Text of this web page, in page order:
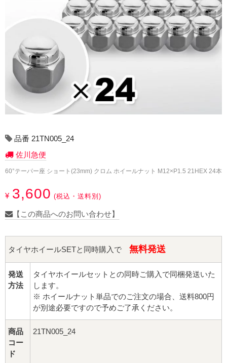
16インチ：冬タイヤホイール
17インチ：冬タイヤホイール
18インチ：冬タイヤホイール
19インチ：冬タイヤホイール
夏タイヤホイール
12インチ：夏タイヤホイール
13インチ：夏タイヤホイール
14インチ：夏タイヤホイール
15インチ：夏タイヤホイール
16インチ：夏タイヤホイール
17インチ：夏タイヤホイール
18インチ：夏タイヤホイール
品番 21TN005_24
佐川急便
60°テーパー座 ショート(23mm) クロム ホイールナット M12×P1.5 21HEX 24本
¥ 3,600 (税込・送料別)
【この商品へのお問い合わせ】
タイヤホイールSETと同時購入で 無料発送
発送
方法
タイヤホイールセットとの同時ご購入で同梱発送いた
します。
※ ホイールナット単品でのご注文の場合、送料800円
が別途必要ですので予めご了承ください。
商品
コー
ド
21TN005_24